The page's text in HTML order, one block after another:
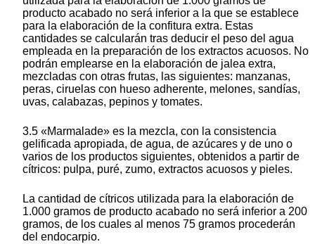
producto acabado no será inferior a la que se establece
para la elaboración de la confitura extra. Estas
cantidades se calcularán tras deducir el peso del agua
empleada en la preparación de los extractos acuosos. No
podrán emplearse en la elaboración de jalea extra,
mezcladas con otras frutas, las siguientes: manzanas,
peras, ciruelas con hueso adherente, melones, sandías,
uvas, calabazas, pepinos y tomates.
3.5 «Marmalade» es la mezcla, con la consistencia
gelificada apropiada, de agua, de azúcares y de uno o
varios de los productos siguientes, obtenidos a partir de
cítricos: pulpa, puré, zumo, extractos acuosos y pieles.
La cantidad de cítricos utilizada para la elaboración de
1.000 gramos de producto acabado no será inferior a 200
gramos, de los cuales al menos 75 gramos procederán
del endocarpio.